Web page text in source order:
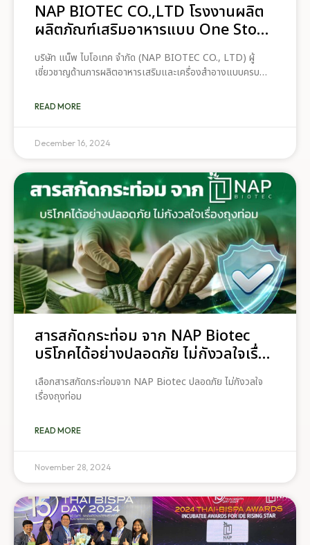
NAP BIOTEC CO.,LTD โรงงานผลิต
ผลิตภัณฑ์เสริมอาหารแบบ One Stop
Service
บริษัท แน็พ ไบโอเทค จำกัด (NAP BIOTEC CO., LTD) ผู้
เชี่ยวชาญด้านการผลิตอาหารเสริมและเครื่องสำอางแบบครบ
เริ่มต้นธุรกิจอาหารเสริมที่มีคุณภาพและมาตรฐาน ทำไมต้อง
ตลาด หากคุณกำลังมองหาโรงงานผลิตอาหารเสริมและเครื่อง
พันธมิตรในการสร้างธุรกิจที่ยั่งยืนและเติบโตไปด้วยกัน สนใจ
สอบถามรายละเอียดเพิ่มเติม📞
READ MORE
December 16, 2024
สารสกัดกระท่อม จาก NAP Biotec
บริโภคได้อย่างปลอดภัย ไม่กังวลใจเรื่อง
ถุงท่อม
เลือกสารสกัดกระท่อมจาก NAP Biotec ปลอดภัย ไม่กังวลใจ
เรื่องถุงท่อม
READ MORE
November 28, 2024